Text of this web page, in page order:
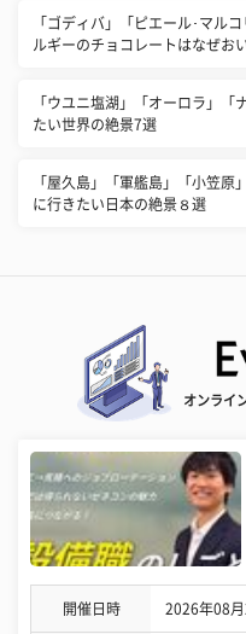
「ゴディバ」「ピエール･マル
ルギーのチョコレートはなぜお
「ウユニ塩湖」「オーロラ」「
たい世界の絶景7選
「屋久島」「軍艦島」「小笠原
に行きたい日本の絶景８選
オンライ
開催日時 2026年08